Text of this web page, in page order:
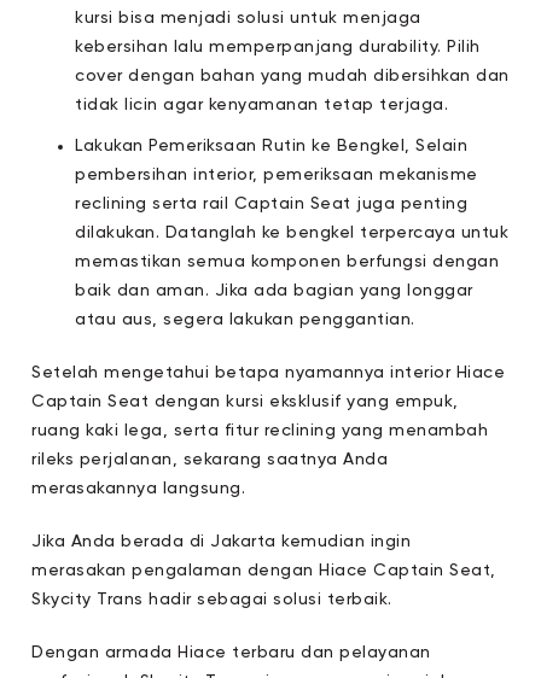
kursi bisa menjadi solusi untuk menjaga
kebersihan lalu memperpanjang durability. Pilih
cover dengan bahan yang mudah dibersihkan dan
tidak licin agar kenyamanan tetap terjaga.
Lakukan Pemeriksaan Rutin ke Bengkel, Selain
pembersihan interior, pemeriksaan mekanisme
reclining serta rail Captain Seat juga penting
dilakukan. Datanglah ke bengkel terpercaya untuk
memastikan semua komponen berfungsi dengan
baik dan aman. Jika ada bagian yang longgar
atau aus, segera lakukan penggantian.
Setelah mengetahui betapa nyamannya interior Hiace
Captain Seat dengan kursi eksklusif yang empuk,
ruang kaki lega, serta fitur reclining yang menambah
rileks perjalanan, sekarang saatnya Anda
merasakannya langsung.
Jika Anda berada di Jakarta kemudian ingin
merasakan pengalaman dengan Hiace Captain Seat,
Skycity Trans hadir sebagai solusi terbaik.
Dengan armada Hiace terbaru dan pelayanan